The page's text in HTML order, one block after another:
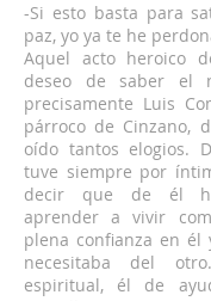
-Si esto basta para
paz, yo ya te he
Aquel acto heroico
deseo de saber el
precisamente Luis
párroco de Cinzano,
oído tantos elogios.
tuve siempre por
decir que de él
aprender a vivir
plena confianza en
necesitaba del
espiritual, él de